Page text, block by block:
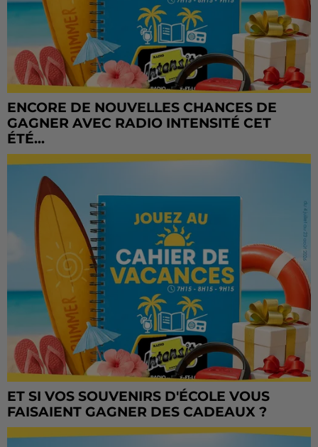
ENCORE DE NOUVELLES CHANCES DE
GAGNER AVEC RADIO INTENSITÉ CET
ÉTÉ...
ET SI VOS SOUVENIRS D'ÉCOLE VOUS
FAISAIENT GAGNER DES CADEAUX ?